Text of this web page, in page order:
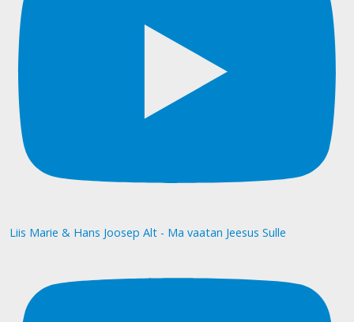
Liis Marie & Hans Joosep Alt - Ma vaatan Jeesus Sulle